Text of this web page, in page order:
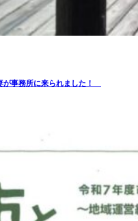
事務所に来られました！